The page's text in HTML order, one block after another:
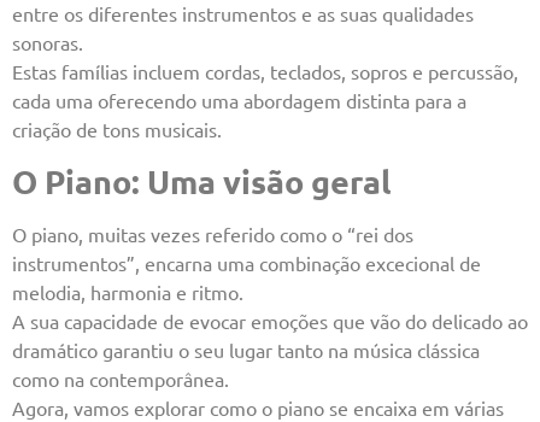
entre os diferentes instrumentos e as suas qualidades
sonoras.
Estas famílias incluem cordas, teclados, sopros e percussão,
cada uma oferecendo uma abordagem distinta para a
criação de tons musicais.
O Piano: Uma visão geral
O piano, muitas vezes referido como o “rei dos
instrumentos”, encarna uma combinação excecional de
melodia, harmonia e ritmo.
A sua capacidade de evocar emoções que vão do delicado ao
dramático garantiu o seu lugar tanto na música clássica
como na contemporânea.
Agora, vamos explorar como o piano se encaixa em várias